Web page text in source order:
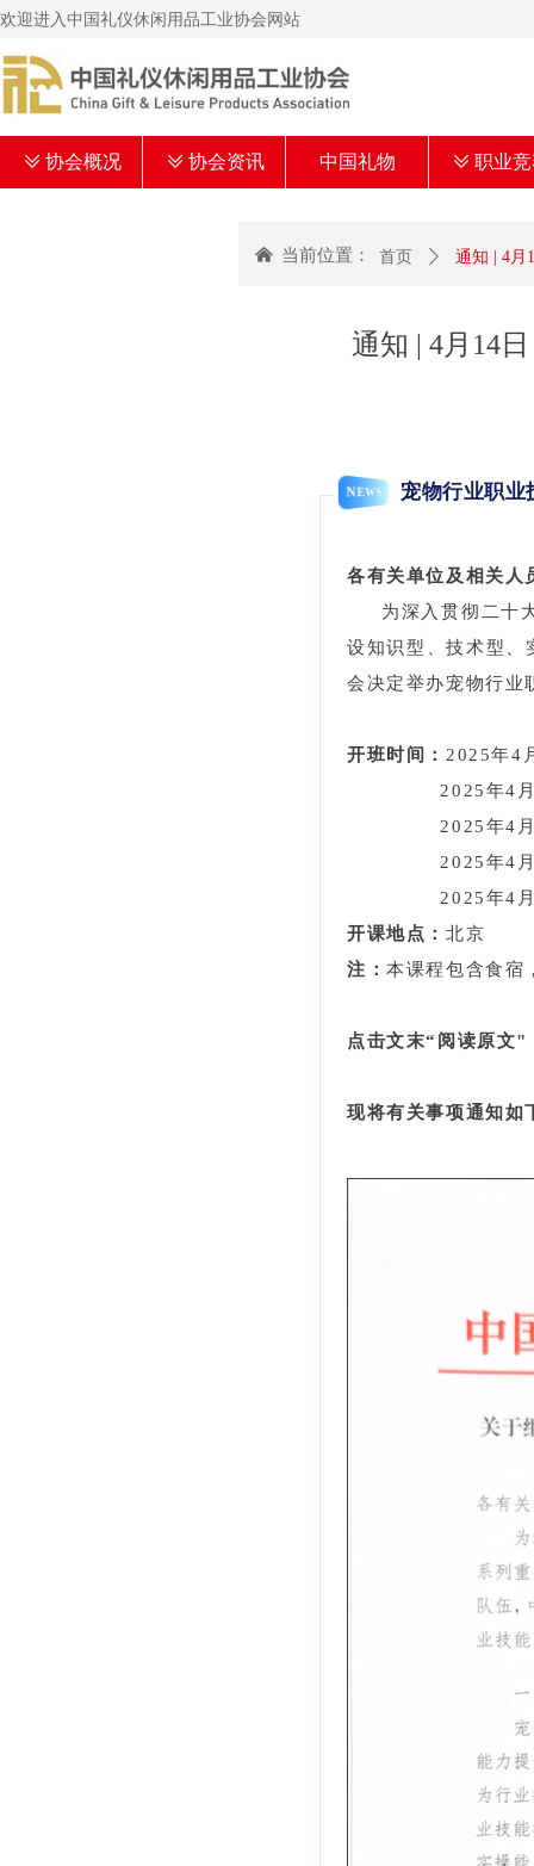
欢迎进入中国礼仪休闲用品工业协会网站
ꅂ 协会概况 ꅂ 协会资讯 中国礼物 ꅂ 职业
通知 | 4月14
NEWS 宠物行业职业
各有关单位及相关人
为深入贯彻二十大
设知识型、技术型、
会决定举办宠物行业
开班时间： 2025年4
2025年4月
2025年4
2025年4
2025年4
开课地点： 北京
注：本课程包含食宿
点击文末“阅读原文"
现将有关事项通知如
낀 当前位置： 首页 ꄲ 通知 | 4月